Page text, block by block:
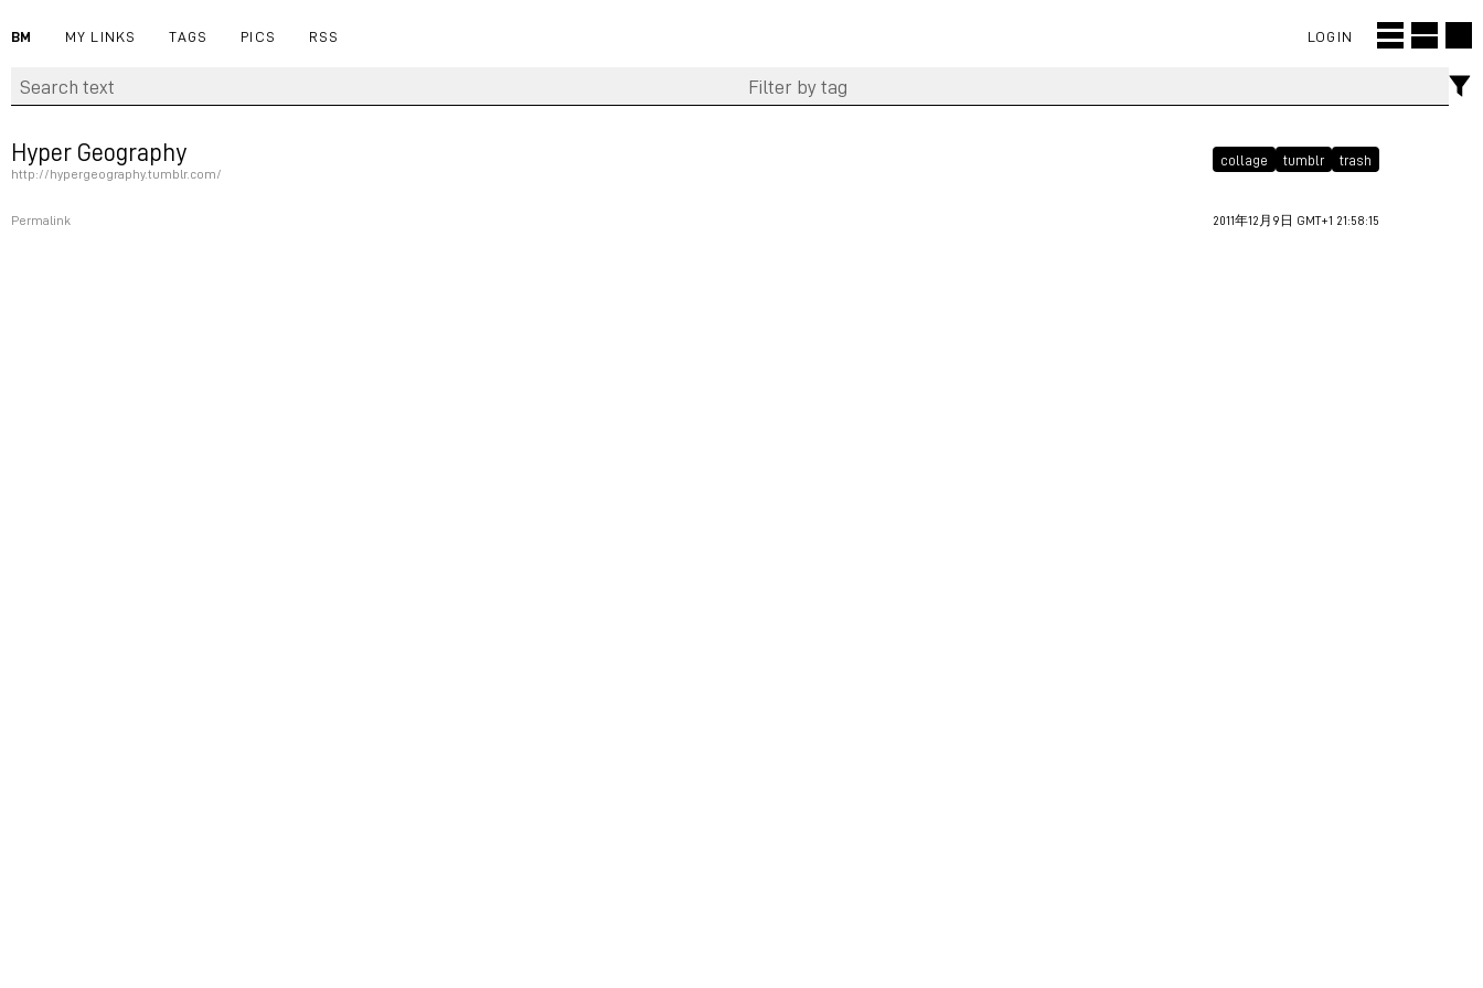
BM MY LINKS TAGS PICS RSS LOGIN
Hyper Geography
http://hypergeography.tumblr.com/
collage tumblr trash
Permalink 2011年12月9日 GMT+1 21:58:15